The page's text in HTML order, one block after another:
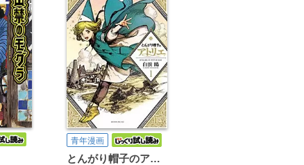
青年漫画
とんがり帽子のアトリエ